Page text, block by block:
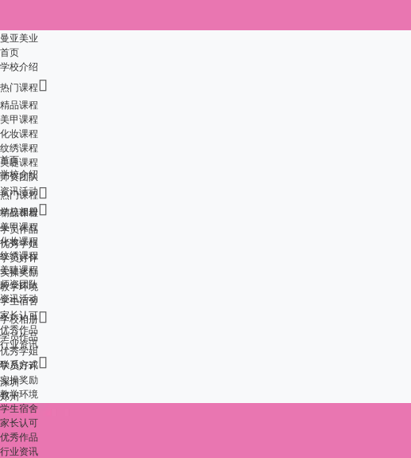
曼亚美业
首页
学校介绍
热门课程
精品课程
美甲课程
化妆课程
纹绣课程
美睫课程
师资团队
资讯活动
学校相册
学员作品
优秀学姐
学员好评
实操奖励
教学环境
学生宿舍
家长认可
优秀作品
行业资讯
联系方式
深圳
郑州
首页
学校介绍
热门课程
精品课程
美甲课程
化妆课程
纹绣课程
美睫课程
师资团队
资讯活动
学校相册
学员作品
优秀学姐
学员好评
实操奖励
教学环境
学生宿舍
家长认可
优秀作品
行业资讯